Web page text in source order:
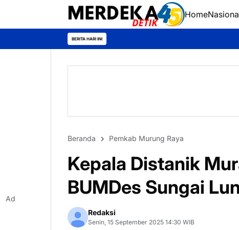
Home
BERITA HARI INI
Beranda Pemkab Murung Raya
Kepala Distanik
BUMDes Sungai
Redaksi
Senin, 15 September 2025 14:30 WIB
Ad